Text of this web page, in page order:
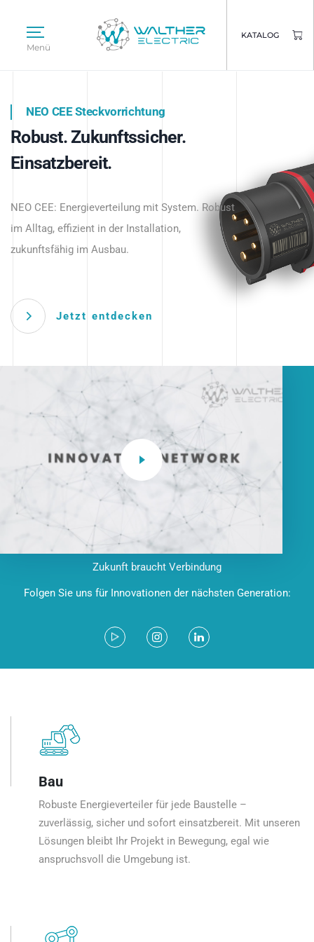
Menü
KATALOG
Intelligente Stromverteilung
beginnt hier.
NEO CEE Steckvorrichtung
Robust. Zukunftssicher.
Einsatzbereit.
NEO CEE: Energieverteilung mit System. Robust
im Alltag, effizient in der Installation,
zukunftsfähig im Ausbau.
Jetzt entdecken
Intelligenz trifft Energie.
Anwendungen – robust, IP-geschützt und
zukunftsfähig.
Zukunft braucht Verbindung
Folgen Sie uns für Innovationen der nächsten Generation:
Bau
Robuste Energieverteiler für jede Baustelle –
zuverlässig, sicher und sofort einsatzbereit. Mit unseren
Lösungen bleibt Ihr Projekt in Bewegung, egal wie
anspruchsvoll die Umgebung ist.